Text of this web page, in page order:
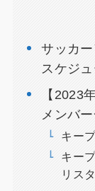
サッカ
スケジ
【2023
メンバ
キー
キー
リス